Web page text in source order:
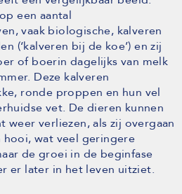
een aantal
vaak biologische, kalveren
(‘kalveren bij de koe’) en zij
of boerin dagelijks van melk
Deze kalveren
ronde proppen en hun vel
vet. De dieren kunnen
weer verliezen, als zij overgaan
wat veel geringere
de groei in de beginfase
er later in het leven uitziet.